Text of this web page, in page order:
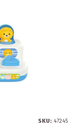
SKU: 47245